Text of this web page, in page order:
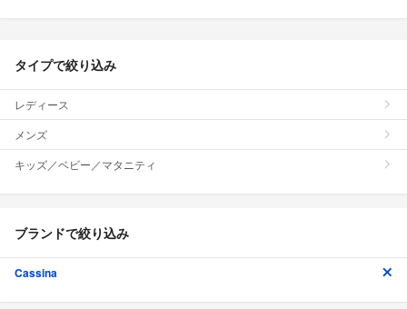
タイプで絞り込み
レディース
メンズ
キッズ／ベビー／マタニティ
ブランドで絞り込み
Cassina